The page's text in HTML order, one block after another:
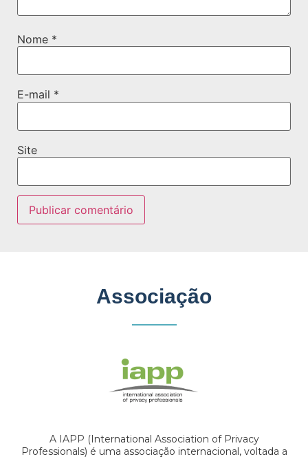
Nome *
E-mail *
Site
Associação
A IAPP (International Association of Privacy
Professionals) é uma associação internacional, voltada a